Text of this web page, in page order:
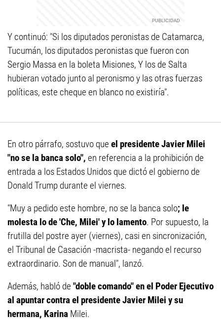
Y continuó: "Si los diputados peronistas de Catamarca,
Tucumán, los diputados peronistas que fueron con
Sergio Massa en la boleta Misiones, Y los de Salta
hubieran votado junto al peronismo y las otras fuerzas
políticas, este cheque en blanco no existiría".
En otro párrafo, sostuvo que el presidente Javier Milei
"no se la banca solo", en referencia a la prohibición de
entrada a los Estados Unidos que dictó el gobierno de
Donald Trump durante el viernes.
"Muy a pedido este hombre, no se la banca solo; le
molesta lo de 'Che, Milei' y lo lamento. Por supuesto, la
frutilla del postre ayer (viernes), casi en sincronización,
el Tribunal de Casación -macrista- negando el recurso
extraordinario. Son de manual", lanzó.
Además, habló de "doble comando" en el Poder Ejecutivo
al apuntar contra el presidente Javier Milei y su
hermana, Karina Milei.